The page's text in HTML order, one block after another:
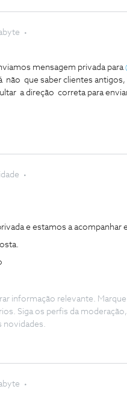
mensagem privada para
não que saber clientes
a direção correta para
e estamos a acompanhar
informação relevante.
Siga os perfis da
novidades.